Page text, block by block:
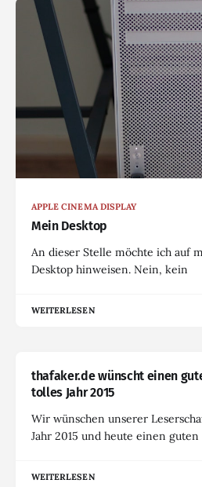
APPLE CINEMA DISPLAY
Mein Desktop
An dieser Stelle möchte ich auf
Desktop hinweisen. Nein, kein
WEITERLESEN
thafaker.de wünscht einen
tolles Jahr 2015
Wir wünschen unserer
Jahr 2015 und heute einen guten
WEITERLESEN